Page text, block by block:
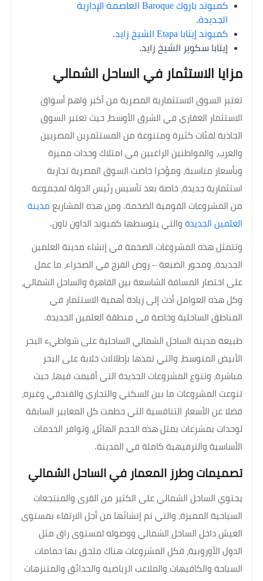
كمبوند باروك Baroque العاصمة الإدارية
الجديدة.
كمبوند إيتابا Etapa الشيخ زايد
.
إيتابا سكوير الشيخ زايد.
مزايا الاستثمار في الساحل الشمالي
تعتبر السوق الاستثمارية المصرية من أكبر واهم أسواق
الاستثمار العقاري في الشرق الأوسط، حيث تعتبر السوق
الجاذبة لفئات كثيرة ومتنوعة من المستثمرين المصريين
والعرب، والمواطنين الراغبين في امتلاك وحدات مميزة
وبأسعار مناسبة، ومؤخرا خاضت السوق المصرية تجاربة
استثمارية جديدة، خاصة بعد تأسيس رئيس الدولة لمجموعة
من المشروعات القومية الضخمة. ومن هذه المشاريع مدينة
العلمين الجديدة والتي يتوسطها كمبوند الداون تاون.
وتتمثل هذه المشروعات الضخمة في إنشاء مدينة العلمين
الجديدة، ومحور الضبعة – روض الفرج في الصحراء، ما عمل
على اختصار المسافة الشاسعة بين القاهرة والساحل الشمالي،
وكل هذه العوامل أدت إلى زيادة أهمية الاستثمار في
المناطق الساحلية وخاصة في منطقة العلمين الجديدة.
طبيعة مدينة الساحل الشمالي الساحلية على شواطيء البحر
الأبيض المتوسط، والتي تمدها بإطلالات خلابة على البحر
مباشرة، وتنوع المشروعات الجديدة التي أقيمت فيها، حيث
تنوعت المشروعات ما بين السكني والتجاري والفندقي وغيره،
فضلا عن الأسعار التنافسية التي حطمت كل المعايير السابقة
لوحدات بمشرعات بمثل هذه الحجم الهائل، وتوافر الخدمات
الأساسية والترفيهية كاملة في المدينة.
تصميمات وطرز المعمار في الساحل الشمالي
يحتوي الساحل الشمالي على الكثير من القرى والمنتجعات
السياحية المميزة، والتي تم إنشائها من أجل الارتقاء بمستوى
العيش داخل الساحل الشمالي ووصوله لمستوى راق مثل
الدول الأوروبية، فكل المشروعات هناك ملحق بها حمامات
السباحة والكافيهات والملاعب الرياضية والحدائق والمتنزهات